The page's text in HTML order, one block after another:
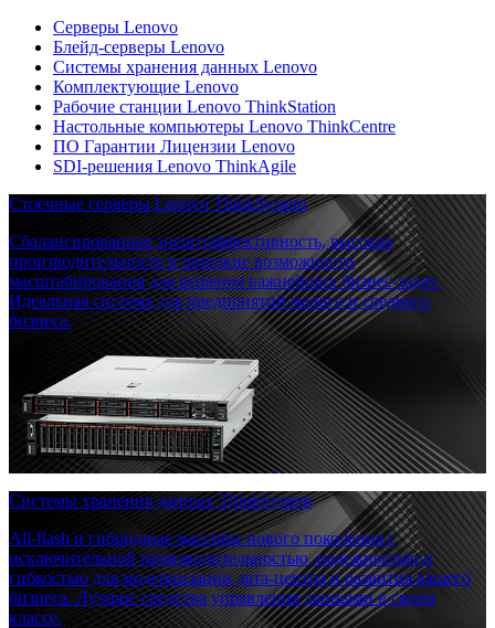
Серверы Lenovo
Блейд-серверы Lenovo
Системы хранения данных Lenovo
Комплектующие Lenovo
Рабочие станции Lenovo ThinkStation
Настольные компьютеры Lenovo ThinkCentre
ПО Гарантии Лицензии Lenovo
SDI-решения Lenovo ThinkAgile
Стоечные серверы Lenovo ThinkSystem
Сбалансированная энергоэффективность, высокая
производительность и широкие возможности
масштабирования для решения важнейших бизнес-задач.
Идеальная система для предприятий малого и среднего
бизнеса.
Системы хранения данных ThinkSystem
All-flash и гибридные массивы нового поколения с
исключительной производительностью, надежностью и
гибкостью для модернизации дата-центра и развития вашего
бизнеса. Лучшие средства управления данными в своем
классе.